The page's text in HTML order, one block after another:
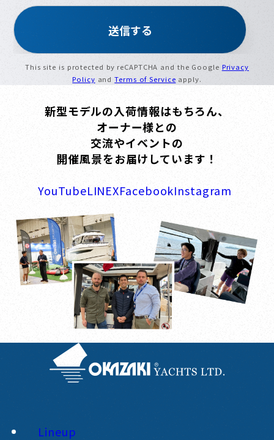
This site is protected by reCAPTCHA and the Google Privacy
Policy andTerms of Service apply.
新型モデルの入荷情報はもちろん、
オーナー様との
交流やイベントの
開催風景をお届けしています！
YouTubeLINEXFacebookInstagram
Lineup